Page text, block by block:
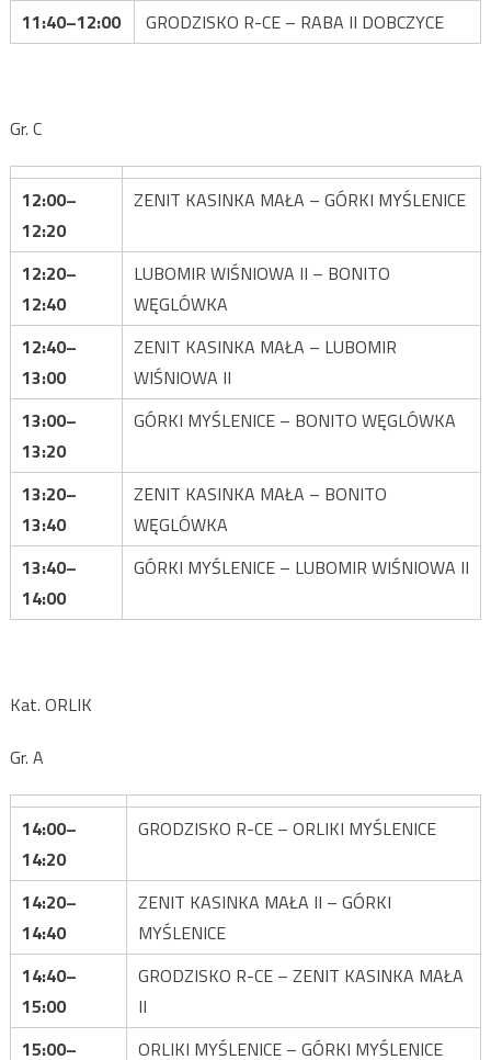
11:40–12:00
GRODZISKO R-CE – RABA II DOBCZYCE
Gr. C
12:00–
12:20
ZENIT KASINKA MAŁA – GÓRKI MYŚLENICE
12:20–
12:40
LUBOMIR WIŚNIOWA II – BONITO
WĘGLÓWKA
12:40–
13:00
ZENIT KASINKA MAŁA – LUBOMIR
WIŚNIOWA II
13:00–
13:20
GÓRKI MYŚLENICE – BONITO WĘGLÓWKA
13:20–
13:40
ZENIT KASINKA MAŁA – BONITO
WĘGLÓWKA
13:40–
14:00
GÓRKI MYŚLENICE – LUBOMIR WIŚNIOWA II
Kat. ORLIK
Gr. A
14:00–
14:20
GRODZISKO R-CE – ORLIKI MYŚLENICE
14:20–
14:40
ZENIT KASINKA MAŁA II – GÓRKI
MYŚLENICE
14:40–
15:00
GRODZISKO R-CE – ZENIT KASINKA MAŁA
II
15:00–
ORLIKI MYŚLENICE – GÓRKI MYŚLENICE